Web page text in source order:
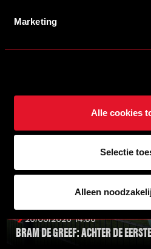
Marketing
Alle cookies
Selectie
Alleen
09/06/2026 12:00
VERSTERK ONZE ACADEMIE!
26/05/2026 14:33
BRAM DE GREEF: ACHTER DE